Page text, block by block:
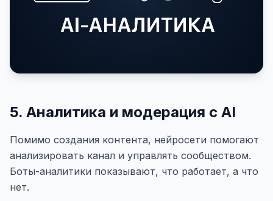
5. Аналитика и модерация с AI
Помимо создания контента, нейросети помогают
анализировать канал и управлять сообществом.
Боты-аналитики показывают, что работает, а что
нет.